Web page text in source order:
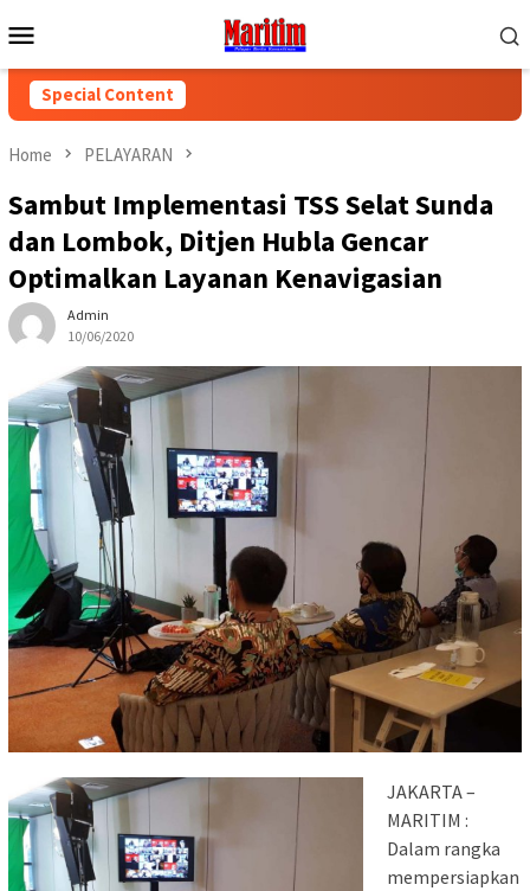
to
Menu
Special Content
Home PELAYARAN
Sambut Implementasi TSS Selat Sunda
dan Lombok, Ditjen Hubla Gencar
Optimalkan Layanan Kenavigasian
Admin
10/06/2020
JAKARTA –
MARITIM :
Dalam rangka
mempersiapkan